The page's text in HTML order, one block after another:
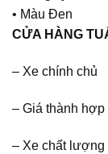
• Màu Đen
CỬA HÀNG
– Xe chính chủ
– Giá thành hợp
– Xe chất lượng